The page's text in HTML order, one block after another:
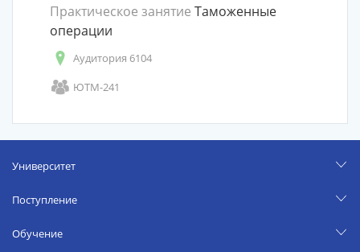
Практическое занятие Таможенные
операции
Аудитория 6104
ЮТМ-241
Университет
Поступление
Обучение